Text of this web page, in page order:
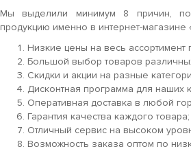
Мы выделили минимум 8 причин,
продукцию именно в интернет-магазине
Низкие цены на весь ассортимент
Большой выбор товаров
Скидки и акции на разные
Дисконтная программа для наших
Оперативная доставка в любой
Гарантия качества каждого товара;
Отличный сервис на высоком
Возможность заказа оптом по